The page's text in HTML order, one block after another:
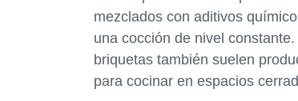
mezclados con aditivos
una cocción de nivel
briquetas también suelen
para cocinar en espacios